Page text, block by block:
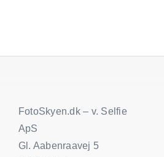
FotoSkyen.dk – v. Selfie
ApS
Gl. Aabenraavej 5